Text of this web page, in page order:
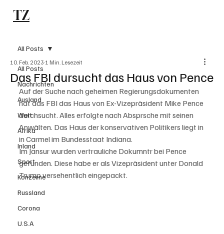
TZ
All Posts
Nachrichten
Ausland
Welt
Afrika
Inland
Sport
Konzerne
Russland
Corona
U.S.A
All Posts
Das FBI dursucht das Haus von Pence
10. Feb. 2023 1 Min. Lesezeit
Auf der Suche nach geheimen Regierungsdokumenten
hat das FBI das Haus von Ex-Vizepräsident Mike Pence
durchsucht. Alles erfolgte nach Absprsche mit seinen
Anwälten. Das Haus der konservativen Politikers liegt in
in Carmel im Bundesstaat Indiana.
Im Jansur wurden vertrauliche Dokumntr bei Pence
gefunden. Diese habe er als Vizepräsident unter Donald
Trump versehentlich eingepackt.